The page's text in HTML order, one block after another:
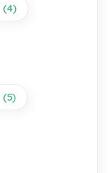
(4)
(5)